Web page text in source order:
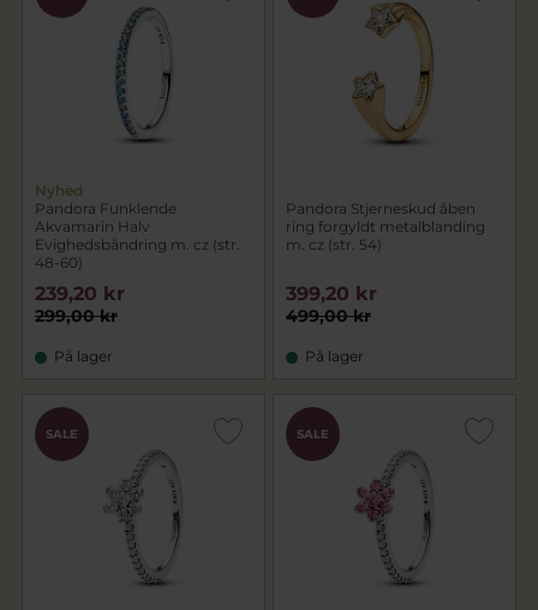
Nyhed
Pandora Funklende
Akvamarin Halv
Evighedsbåndring m. cz (str.
48-60)
299,00 kr
239,20 kr
På lager
Pandora Stjerneskud åben
ring forgyldt metalblanding
m. cz (str. 54)
499,00 kr
399,20 kr
På lager
SALE SALE